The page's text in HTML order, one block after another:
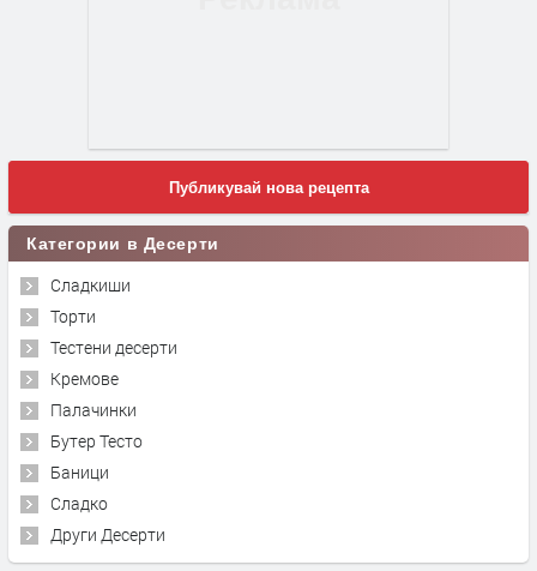
Публикувай нова рецепта
Категории в Десерти
Сладкиши
Торти
Тестени десерти
Кремове
Палачинки
Бутер Тесто
Баници
Сладко
Други Десерти